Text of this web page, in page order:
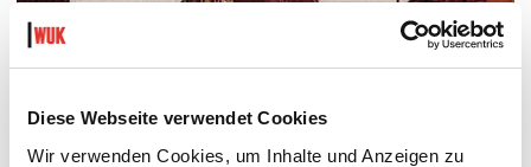
Diese Webseite verwendet Cookies
Wir verwenden Cookies, um Inhalte und Anzeigen zu
SECOND NATURE
IntAkt Galerie
Barrierefrei über Lift D